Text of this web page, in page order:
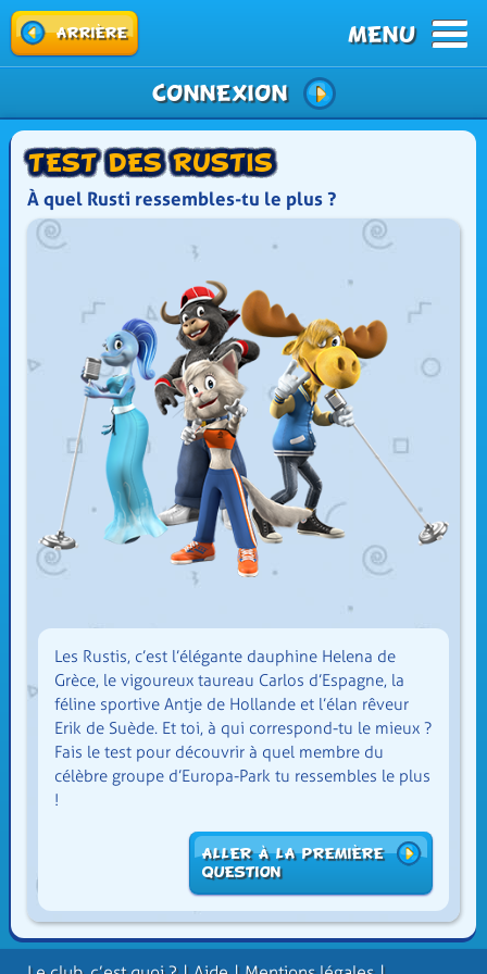
arrière MENU
Connexion
Test des Rustis
À quel Rusti ressembles-tu le plus ?
Les Rustis, c’est l’élégante dauphine Helena de
Grèce, le vigoureux taureau Carlos d’Espagne, la
féline sportive Antje de Hollande et l’élan rêveur
Erik de Suède. Et toi, à qui correspond-tu le mieux ?
Fais le test pour découvrir à quel membre du
célèbre groupe d’Europa-Park tu ressembles le plus
!
Aller à la première
question